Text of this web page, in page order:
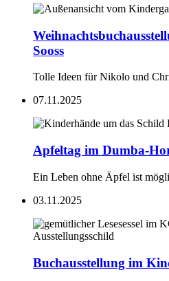
Sooss
Tolle Ideen für Nikolo und
07.11.2025
Apfeltag im Dumba-
Ein Leben ohne Äpfel ist
03.11.2025
Buchausstellung im